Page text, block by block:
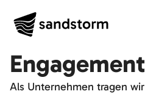
Engagement
Als Unternehmen tragen